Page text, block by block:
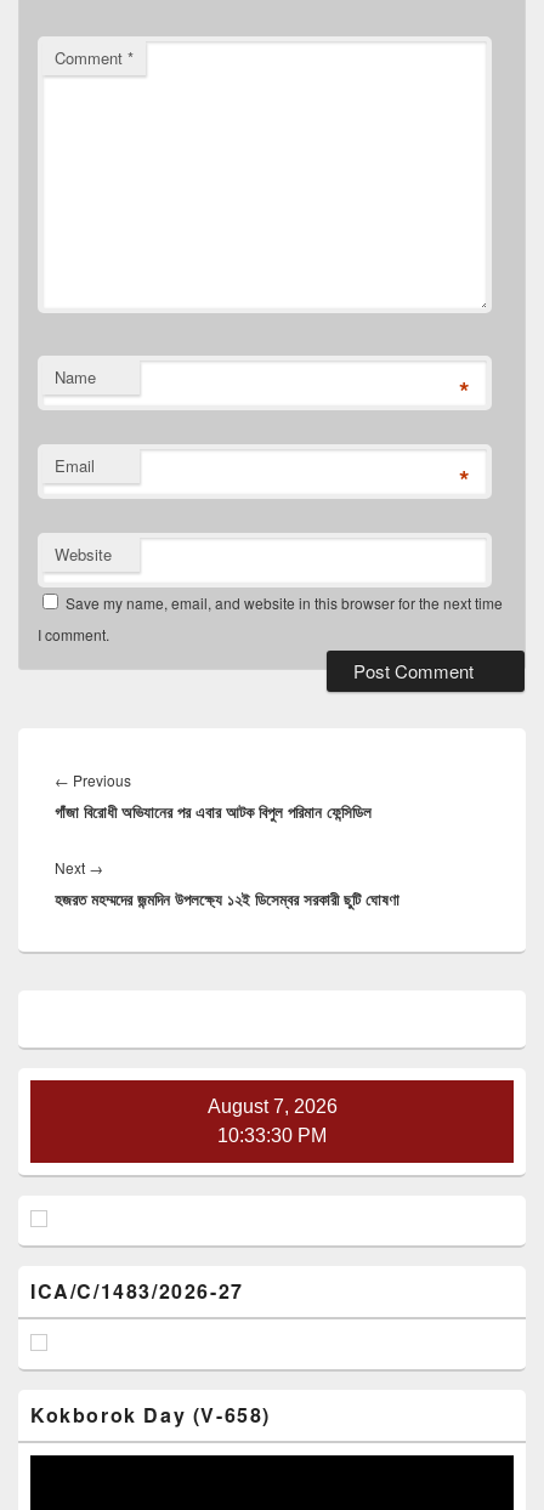
Comment *
Name *
Email *
Website
Save my name, email, and website in this browser for the next time
I comment.
navigation
← PreviousPrevious
post:
গাঁজা বিরোধী অভিযানের পর এবার আটক বিপুল পরিমান ফেন্সিডিল
Next →
post:
হজরত মহম্মদের জন্মদিন উপলক্ষ্যে ১২ই ডিসেম্বর সরকারী ছুটি ঘোষণা
Widget
August 7, 2026
10:33:30 PM
ICA/C/1483/2026-27
Kokborok Day (V-658)